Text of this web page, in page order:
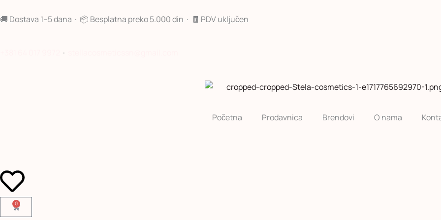
na
🚚 Dostava 1–5 dana · 📦 Besplatna preko 5.000 din · 🧾 PDV uključen
·
Početna Prodavnica Brendovi O nama
0
Cart